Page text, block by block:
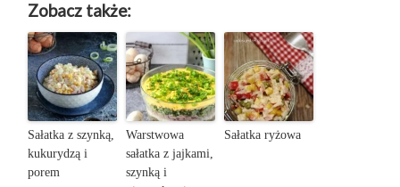
Zobacz także:
Sałatka z szynką,
kukurydzą i
porem
Warstwowa
sałatka z jajkami,
szynką i
Sałatka ryżowa